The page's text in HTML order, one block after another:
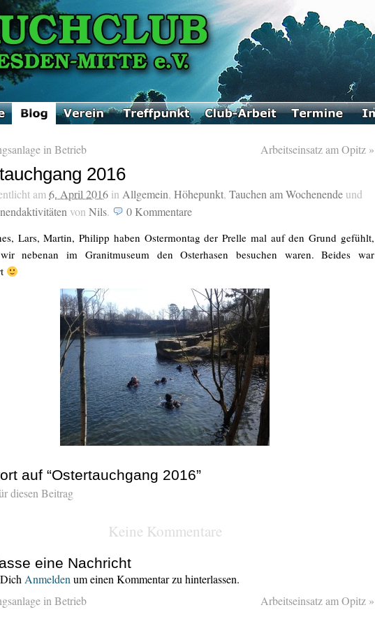
in Betrieb Arbeitseinsatz am Opitz »
2016
am 6. April 2016 in Allgemein, Höhepunkt, Tauchen am Wochenende und
von Nils. 0 Kommentare
Lars, Martin, Philipp haben Ostermontag der Prelle mal auf den Grund gefühlt,
nebenan im Granitmuseum den Osterhasen besuchen waren. Beides war
auf “Ostertauchgang 2016”
diesen Beitrag
Keine Kommentare
eine Nachricht
Anmelden um einen Kommentar zu hinterlassen.
in Betrieb Arbeitseinsatz am Opitz »